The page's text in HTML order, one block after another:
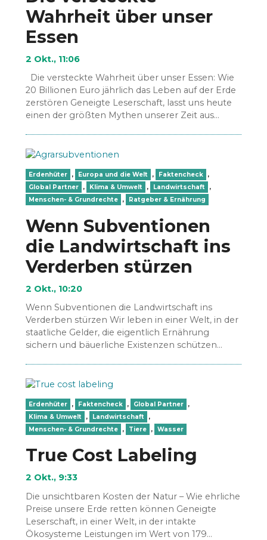
Wahrheit über unser
Essen
2 Okt., 11:06
Die versteckte Wahrheit über unser Essen: Wie
20 Billionen Euro jährlich das Leben auf der Erde
zerstören Geneigte Leserschaft, lasst uns heute
einen der größten Mythen unserer Zeit aus…
Erdenhüter , Europa und die Welt , Faktencheck
,
Global Partner
, Klima & Umwelt , Landwirtschaft
,
Menschen- & Grundrechte
, Ratgeber & Ernährung
Wenn Subventionen
die Landwirtschaft ins
Verderben stürzen
2 Okt., 10:20
Wenn Subventionen die Landwirtschaft ins
Verderben stürzen Wir leben in einer Welt, in der
staatliche Gelder, die eigentlich Ernährung
sichern und bäuerliche Existenzen schützen
Erdenhüter , Faktencheck , Global Partner
,
Klima & Umwelt
, Landwirtschaft
,
Menschen- & Grundrechte
, Tiere , Wasser
True Cost Labeling
2 Okt., 9:33
Die unsichtbaren Kosten der Natur – Wie ehrliche
Preise unsere Erde retten können Geneigte
Leserschaft, in einer Welt, in der intakte
Ökosysteme Leistungen im Wert von 179